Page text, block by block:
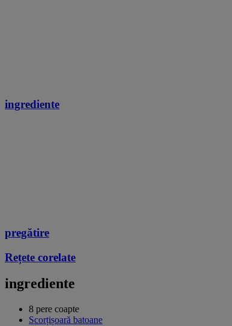
ingrediente
pregătire
Rețete corelate
ingrediente
8 pere coapte
Scorțișoară batoane